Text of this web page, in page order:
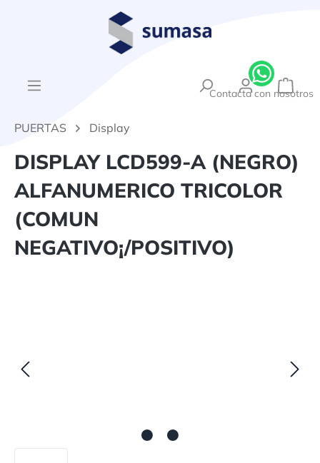
PUERTAS Display
DISPLAY LCD599-A (NEGRO)
ALFANUMERICO TRICOLOR
(COMUN
NEGATIVO¡/POSITIVO)
Contacta con nosotros